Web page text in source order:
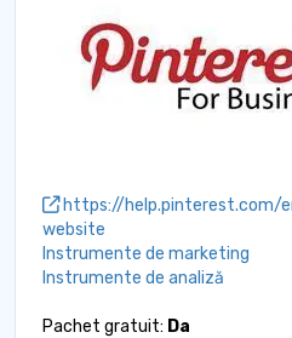
https://help.pinterest.com/
website
Instrumente de marketing
Instrumente de analiză
Pachet gratuit: Da